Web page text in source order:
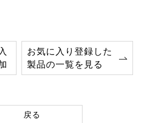
お気に入り登録した
製品の一覧を見る
戻る